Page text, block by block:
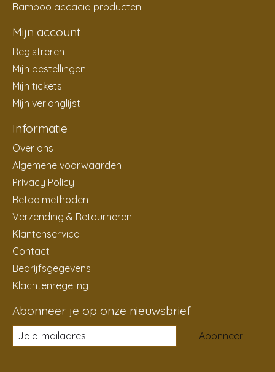
Bamboo accacia producten
Mijn account
Registreren
Mijn bestellingen
Mijn tickets
Mijn verlanglijst
Informatie
Over ons
Algemene voorwaarden
Privacy Policy
Betaalmethoden
Verzending & Retourneren
Klantenservice
Contact
Bedrijfsgegevens
Klachtenregeling
Abonneer je op onze nieuwsbrief
Abonneer